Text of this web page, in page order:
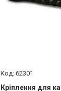
62301
Кріплення для